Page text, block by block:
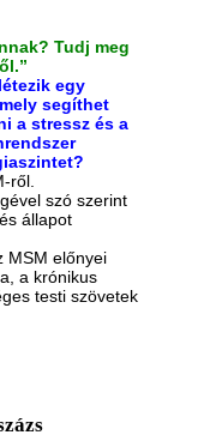
Tudj meg
egy
segíthet
a stressz és a
ről.
szó szerint
állapot
MSM előnyei
a krónikus
testi szövetek